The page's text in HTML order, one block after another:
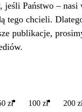
jeśli Państwo –
tego chcieli.
publikacje,
zł 100 zł 200